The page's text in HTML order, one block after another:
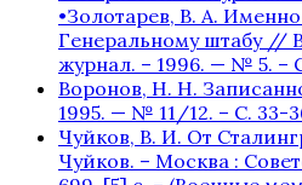
•Золотарев, В. А.
Генеральному штабу //
журнал. – 1996. — № 5. –
Воронов, Н. Н.
1995. — № 11/12. – С. 33-
Чуйков, В. И. От
Чуйков. – Москва :